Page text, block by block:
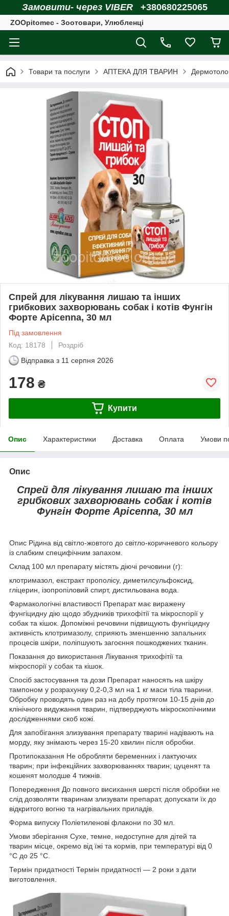
Замовити- через VIBER +380680225065
ZOOpitomec - Зоотовари, Улюбленці
Товари та послуги АПТЕКА ДЛЯ ТВАРИН
Спрей для лікування лишаю та інших
грибкових захворювань собак і котів Фунгін
Форте Apicenna, 30 мл
Під замовлення
Код: 18178
Роздріб
Відправка з 11 серпня 2026
178 ₴
Купити
Опис Характеристики Доставка Оплата Умови
Опис
Спрей для лікування лишаю та інших
грибкових захворювань собак і котів
Фунгін Форте Apicenna, 30 мл
Опис Рідина від світло-жовтого до світло-коричневого кольору
із слабким специфічним запахом.
Склад 100 мл препарату містять діючі речовини (г):
клотримазол, екстракт прополісу, диметилсульфоксид,
гліцерин, ізопропіловий спирт, дистильована вода.
Фармакологічні властивості Препарат має виражену
фунгіцидну дію щодо збудників трихофітії та мікроспорії у
собак та кішок. Допоміжні речовини підвищують фунгіцидну
активність клотримазолу, сприяють зменшенню запальних
процесів шкіри, поліпшують загоєння пошкоджених тканин.
Показання до використання Лікування трихофітії та
мікроспорії у собак та кішок.
Спосіб застосування та дози Препарат наносять на шкіру
тампоном у розрахунку 0,2-0,3 мл на 1 кг маси тіла тварини.
Обробку проводять один раз на добу протягом 10-15 днів до
клінічного видужання тварин, підтверджують мікроскопічними
дослідженнями скоб кожі.
Для запобігання злизування препарату тварині надівають на
морду, яку знімають через 15-20 хвилин після обробки.
Протипоказання Не обробляти беременних і лактуючих
тварин; при інфекційних захворюваннях тварин; цуценят та
кошенят молодше 4 тижнів.
Попередження До повного висихання шерсті після обробки не
слід дозволяти тваринам злизувати препарат, допускати їх до
відкритого вогню та нагрівальних приладів.
Форма випуску Поліетиленові флакони по 30 мл.
Умови зберігання Сухе, темне, недоступне для дітей та
тварин місце, окремо від їжі та кормів, при температурі від 0
°C до 25 °C.
Термін придатності Термін придатності — 2 роки з дати
виготовлення.